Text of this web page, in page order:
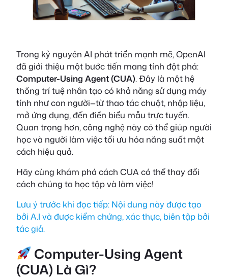
Trong kỷ nguyên AI phát triển mạnh mẽ, OpenAI
đã giới thiệu một bước tiến mang tính đột phá:
Computer-Using Agent (CUA). Đây là một hệ
thống trí tuệ nhân tạo có khả năng sử dụng máy
tính như con người—từ thao tác chuột, nhập liệu,
mở ứng dụng, đến điền biểu mẫu trực tuyến.
Quan trọng hơn, công nghệ này có thể giúp người
học và người làm việc tối ưu hóa năng suất một
cách hiệu quả.
Hãy cùng khám phá cách CUA có thể thay đổi
cách chúng ta học tập và làm việc!
Lưu ý trước khi đọc tiếp: Nội dung này được tạo
bởi A.I và được kiểm chứng, xác thực, biên tập bởi
tác giả.
Computer-Using Agent
(CUA) Là Gì?